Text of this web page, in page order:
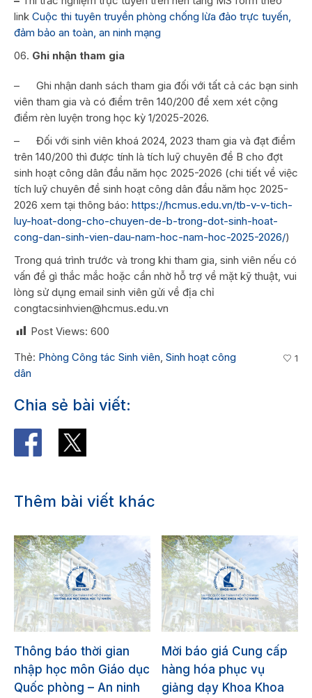
link Cuộc thi tuyên truyền phòng chống lừa đảo trực tuyến,
đảm bảo an toàn, an ninh mạng
Ghi nhận tham gia
– Ghi nhận danh sách tham gia đối với tất cả các bạn sinh
viên tham gia và có điểm trên 140/200 để xem xét cộng
điểm rèn luyện trong học kỳ 1/2025-2026.
– Đối với sinh viên khoá 2024, 2023 tham gia và đạt điểm
trên 140/200 thì được tính là tích luỹ chuyên đề B cho đợt
sinh hoạt công dân đầu năm học 2025-2026 (chi tiết về việc
tích luỹ chuyên đề sinh hoạt công dân đầu năm học 2025-
2026 xem tại thông báo: https://hcmus.edu.vn/tb-v-v-tich-
luy-hoat-dong-cho-chuyen-de-b-trong-dot-sinh-hoat-
cong-dan-sinh-vien-dau-nam-hoc-nam-hoc-2025-2026/)
Trong quá trình trước và trong khi tham gia, sinh viên nếu có
vấn đề gì thắc mắc hoặc cần nhờ hỗ trợ về mặt kỹ thuật, vui
lòng sử dụng email sinh viên gửi về địa chỉ
congtacsinhvien@hcmus.edu.vn
Post Views: 600
Thẻ: Phòng Công tác Sinh viên, Sinh hoạt công
dân
1
Chia sẻ bài viết:
Thêm bài viết khác
Thông báo thời gian
nhập học môn Giáo dục
Quốc phòng – An ninh
Mời báo giá Cung cấp
hàng hóa phục vụ
giảng dạy Khoa Khoa